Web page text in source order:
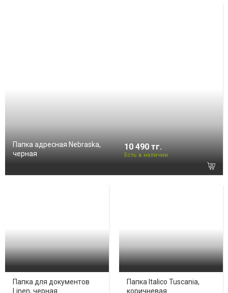
Папка адресная Nebraska,
черная
10 490 тг.
Есть в наличии
Папка для документов
Linen, черная
Папка Italico Tuscania,
коричневая